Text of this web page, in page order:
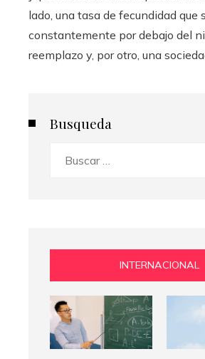
lado, una tasa de fecundidad que
constantemente por debajo del
reemplazo y, por otro, una
Busqueda
INTERNACIONAL